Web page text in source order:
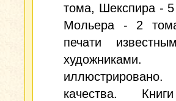
тома, Шекспира -
Мольера - 2
печати
качества.